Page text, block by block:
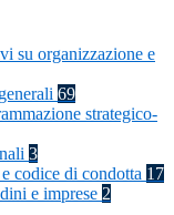
su organizzazione e
69
strategico-
3
codice di condotta 17
e imprese 2